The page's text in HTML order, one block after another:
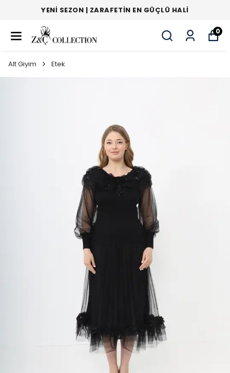
YENI SEZON | ZARAFETIN EN GÜÇLÜ HALI
0
Alt Giyim Etek